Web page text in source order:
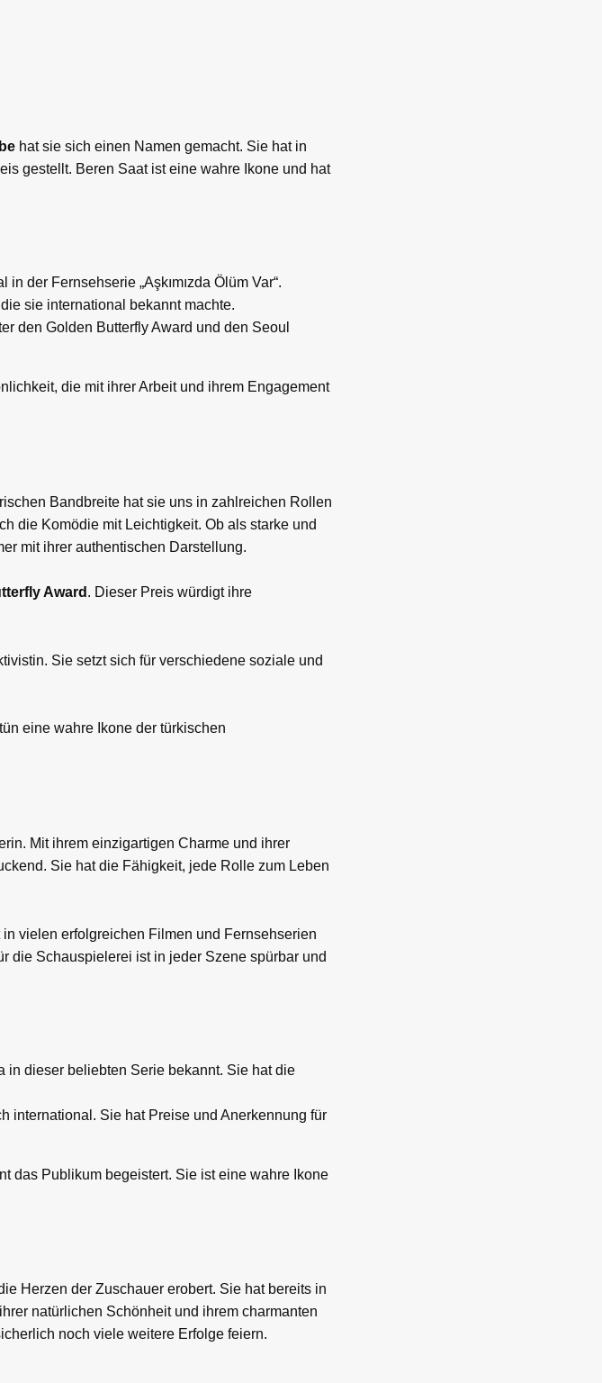
hat sie sich einen Namen gemacht. Sie hat in
gestellt. Beren Saat ist eine wahre Ikone und hat
der Fernsehserie „Aşkımızda Ölüm Var“.
sie international bekannt machte.
den Golden Butterfly Award und den Seoul
die mit ihrer Arbeit und ihrem Engagement
Bandbreite hat sie uns in zahlreichen Rollen
die Komödie mit Leichtigkeit. Ob als starke und
mit ihrer authentischen Darstellung.
Award . Dieser Preis würdigt ihre
Sie setzt sich für verschiedene soziale und
eine wahre Ikone der türkischen
Mit ihrem einzigartigen Charme und ihrer
Sie hat die Fähigkeit, jede Rolle zum Leben
vielen erfolgreichen Filmen und Fernsehserien
die Schauspielerei ist in jeder Szene spürbar und
in dieser beliebten Serie bekannt. Sie hat die
international. Sie hat Preise und Anerkennung für
das Publikum begeistert. Sie ist eine wahre Ikone
Herzen der Zuschauer erobert. Sie hat bereits in
natürlichen Schönheit und ihrem charmanten
noch viele weitere Erfolge feiern.